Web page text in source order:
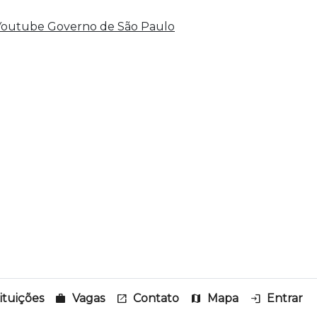
work Vagas open_in_new Contato map Mapa login Entrar